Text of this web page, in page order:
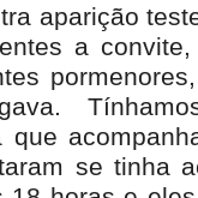
aparição
a
que
se tinha